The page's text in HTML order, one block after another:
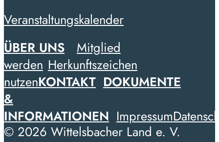
Veranstaltungskalender
ÜBER UNS
Mitglied
werden Herkunftszeichen
nutzenKONTAKT DOKUMENTE
&
INFORMATIONEN Impressum
© 2026 Wittelsbacher Land e. V.